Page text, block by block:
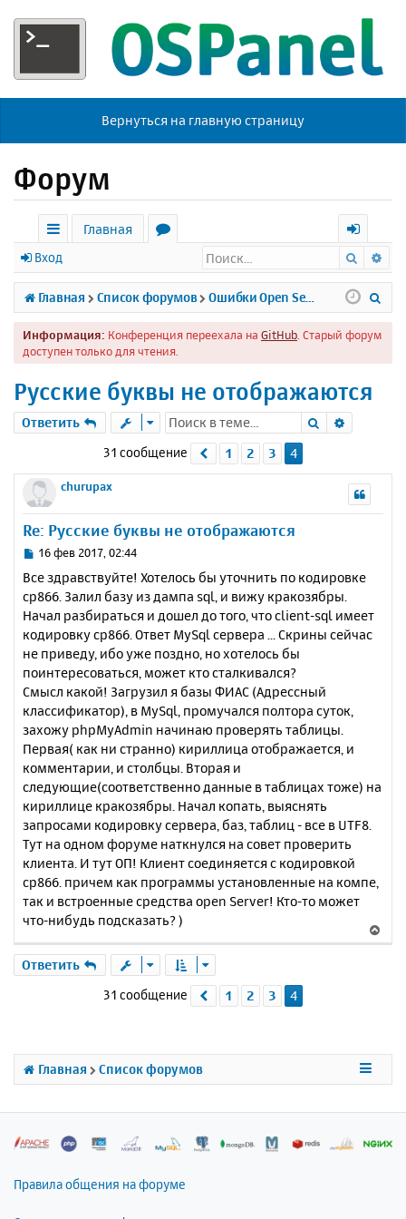
Вернуться на главную страницу
Форум
с
ы
л
к
Главная
р
у
м
х
о
д
Вход Поиск
Главная Список форумов
Информация: Конференция переехала на GitHub . Старый форум
доступен только для чтения.
Русские буквы не отображаются
Ответить Поиск
31 сообщение Пред.
1 2 3 4
churupax
Re: Русские буквы не отображаются
С
о
б
щ
е
н
е
16 фев 2017, 02:44
Все здравствуйте! Хотелось бы уточнить по кодировке
cp866. Залил базу из дампа sql, и вижу кракозябры.
Начал разбираться и дошел до того, что client-sql имеет
кодировку cp866. Ответ MySql сервера ... Скрины сейчас
не приведу, ибо уже поздно, но хотелось бы
поинтересоваться, может кто сталкивался?
Смысл какой! Загрузил я базы ФИАС (Адрессный
классификатор), в MySql, промучался полтора суток,
захожу phpMyAdmin начинаю проверять таблицы.
Первая( как ни странно) кириллица отображается, и
комментарии, и столбцы. Вторая и
следующие(соответственно данные в таблицах тоже) на
кириллице кракозябры. Начал копать, выяснять
запросами кодировку сервера, баз, таблиц - все в UTF8.
Тут на одном форуме наткнулся на совет проверить
клиента. И тут ОП! Клиент соединяется с кодировкой
cp866. причем как программы установленные на компе,
так и встроенные средства open Server! Кто-то может
что-нибудь подсказать? )
е
к
Ответить
31 сообщение Пред.
1 2 3 4
Главная Список форумов
Правила общения на форуме